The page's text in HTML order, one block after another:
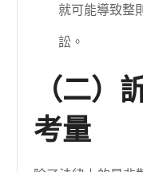
就可能導致整
訟。
（二
考量